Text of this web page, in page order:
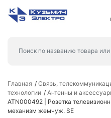
Главная Связь,
технологии
Антенны и
ATN000492 | Розетка
механизм жемчуж. SE